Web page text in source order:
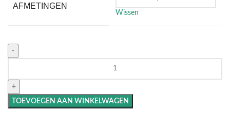
AFMETINGEN
Wissen
TOEVOEGEN AAN WINKELWAGEN